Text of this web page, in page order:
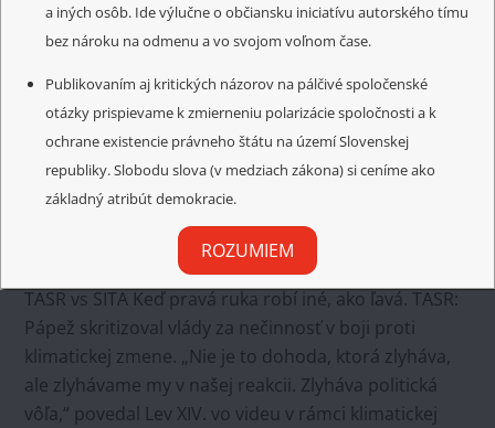
a iných osôb. Ide výlučne o občiansku iniciatívu autorského tímu
bez nároku na odmenu a vo svojom voľnom čase.
Publikovaním aj kritických názorov na pálčivé spoločenské
otázky prispievame k zmierneniu polarizácie spoločnosti a k
ochrane existencie právneho štátu na území Slovenskej
republiky. Slobodu slova (v medziach zákona) si ceníme ako
základný atribút demokracie.
ROZUMIEM
18. novembra 2025
TASR vs SITA Keď pravá ruka robí iné, ako ľavá. TASR:
Pápež skritizoval vlády za nečinnosť v boji proti
klimatickej zmene. „Nie je to dohoda, ktorá zlyháva,
ale zlyhávame my v našej reakcii. Zlyháva politická
vôľa,“ povedal Lev XIV. vo videu v rámci klimatickej